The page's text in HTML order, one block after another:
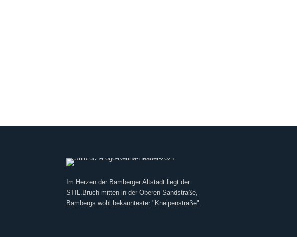
Im Herzen der Bamberger Altstadt liegt der
STIL.Bruch mitten in der Oberen Sandstraße,
Bambergs wohl bekanntester "Kneipenstraße".